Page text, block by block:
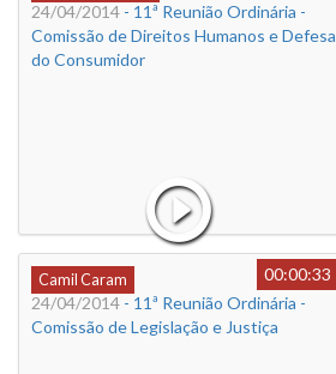
24/04/2014 - 11ª Reunião Ordinária -
Comissão de Direitos Humanos e Defesa
do Consumidor
Camil Caram
00:00:33
24/04/2014 - 11ª Reunião Ordinária -
Comissão de Legislação e Justiça